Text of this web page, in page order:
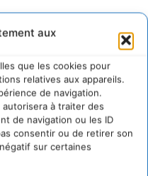
aux
que les cookies pour
relatives aux appareils.
de navigation.
à traiter des
de navigation ou les ID
consentir ou de retirer son
sur certaines
par le dialogue et la
en faveur de